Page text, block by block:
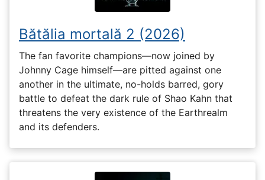
Bătălia mortală 2 (2026)
The fan favorite champions—now joined by
Johnny Cage himself—are pitted against one
another in the ultimate, no-holds barred, gory
battle to defeat the dark rule of Shao Kahn that
threatens the very existence of the Earthrealm
and its defenders.